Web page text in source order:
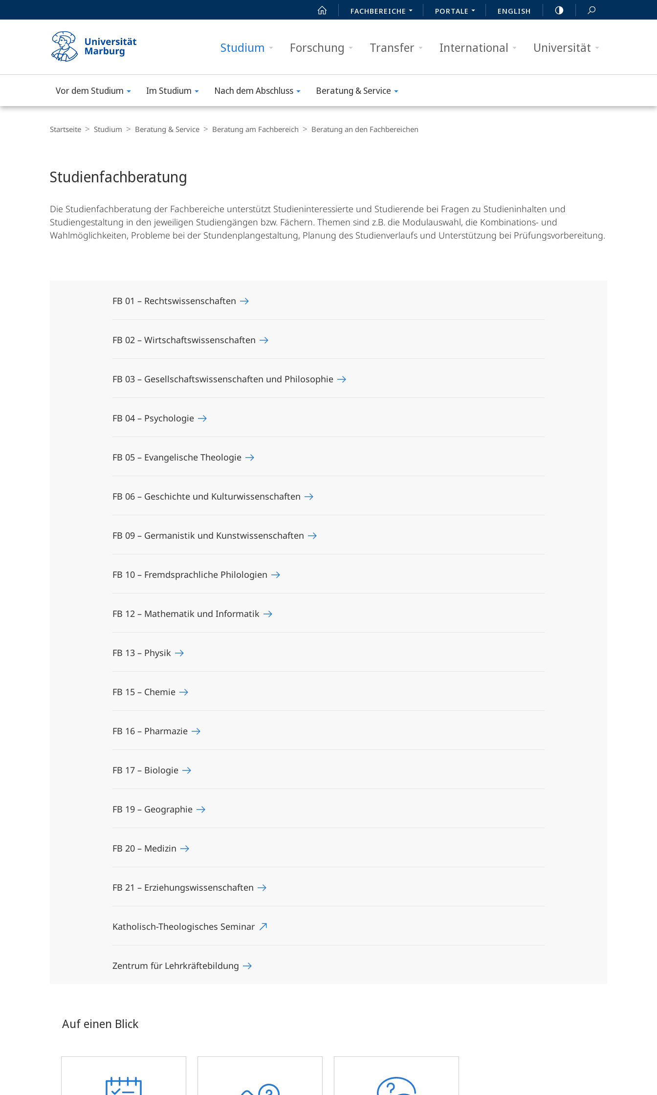
FACHBEREICHE PORTALE ENGLISH
Studium Forschung Transfer International Universität
Philipps-
Universität
Marburg
Vor dem Studium Im Studium Nach dem Abschluss Beratung & Service
Navigation
Startseite Studium Beratung & Service Beratung am Fachbereich Beratung an den Fachbereichen
Studienfachberatung
Die Studienfachberatung der Fachbereiche unterstützt Studieninteressierte und Studierende bei Fragen zu Studieninhalten und
Studiengestaltung in den jeweiligen Studiengängen bzw. Fächern. Themen sind z.B. die Modulauswahl, die Kombinations- und
Wahlmöglichkeiten, Probleme bei der Stundenplangestaltung, Planung des Studienverlaufs und Unterstützung bei Prüfungsvorbereitung.
FB 01 – Rechtswissenschaften
FB 02 – Wirtschaftswissenschaften
FB 03 – Gesellschaftswissenschaften und Philosophie
FB 04 – Psychologie
FB 05 – Evangelische Theologie
FB 06 – Geschichte und Kulturwissenschaften
FB 09 – Germanistik und Kunstwissenschaften
FB 10 – Fremdsprachliche Philologien
FB 12 – Mathematik und Informatik
FB 13 – Physik
FB 15 – Chemie
FB 16 – Pharmazie
FB 17 – Biologie
FB 19 – Geographie
FB 20 – Medizin
FB 21 – Erziehungswissenschaften
Katholisch-Theologisches Seminar
Zentrum für Lehrkräftebildung
Auf einen Blick